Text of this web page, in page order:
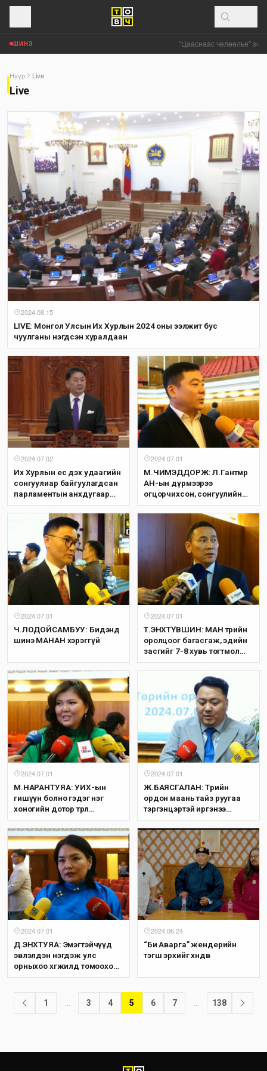
ШИНЭ “Цааснаас чөлөөлье”
Нүүр Live
Live
2024.08.15
LIVE: Монгол Улсын Их Хурлын 2024 оны ээлжит бус
чуулганы нэгдсэн хуралдаан
2024.07.02
Их Хурлын ес дэх удаагийн
сонгуулиар байгуулагдсан
парламентын анхдугаар
чуулганд Ерөнхийлөгч
У.Хүрэлсүх үг хэлж байна
2024.07.01
М.ЧИМЭДДОРЖ: Л.Гантөмөр
АН-ын дүрмээрээ
огцорчихсон, сонгуулийн
үеэр намаа ялуулахгүй
байхын төлөө ажилласан
2024.07.01
Ч.ЛОДОЙСАМБУУ: Бидэнд
шинэ МАНАН хэрэггүй
2024.07.01
Т.ЭНХТҮВШИН: МАН төрийн
оролцоог багасгаж, эдийн
засгийг 7-8 хувь тогтмол
өсгөхөөр мөрийн хөтөлбөртөө заасан
2024.07.01
М.НАРАНТУЯА: УИХ-ын
гишүүн болно гэдэг нэг
хоногийн дотор төрөл
арилжина гэсэн үг биш
2024.07.01
Ж.БАЯСГАЛАН: Төрийн
ордон маань тайз руугаа
тэргэнцэртэй иргэнээ
гаргаж чадсангүй, үүнээс
ажлаа эхэлж байна
2024.07.01
​Д.ЭНХТУЯА: Эмэгтэйчүүд
эвлэлдэн нэгдэж улс
орныхоо хөгжилд томоохон
хувь нэмэр оруулна гэдэг
2024.06.24
“Би Аварга” жендерийн
тэгш эрхийг хөндөв
1 3 4 5 6 7 138